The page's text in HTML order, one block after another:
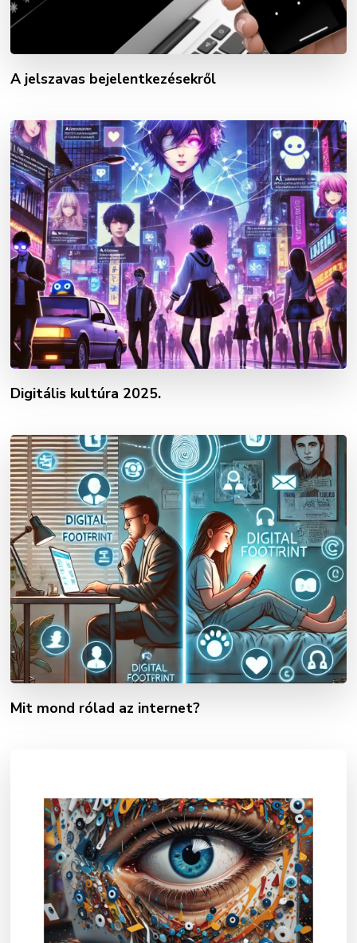
A jelszavas bejelentkezésekről
Digitális kultúra 2025.
Mit mond rólad az internet?